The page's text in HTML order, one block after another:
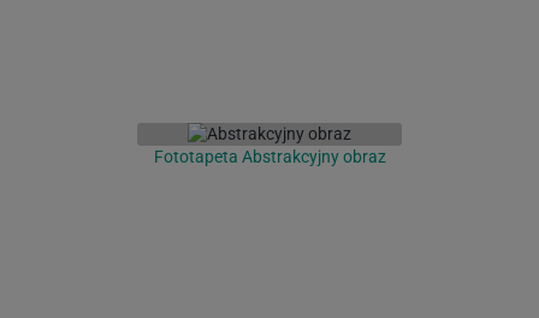
Fototapeta Abstrakcyjny obraz